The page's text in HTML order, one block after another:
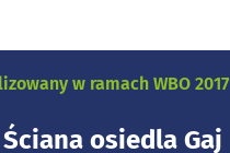
w ramach WBO 2017
osiedla Gaj